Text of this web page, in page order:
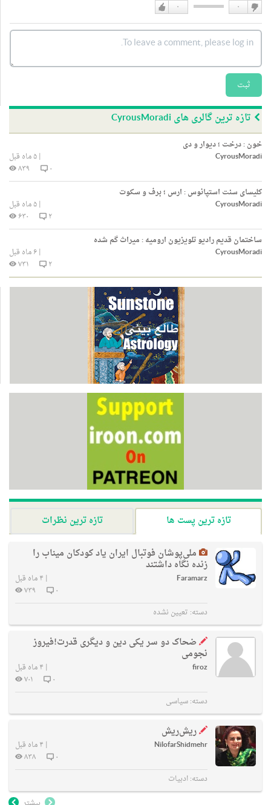
دوست
دارم
۰ ۰
دوست
نداشتن
ثبت
تازه ترین گالری های CyrousMoradi
خون : درخت ؛ دیوار و دی
CyrousMoradi
|۵ ماه قبل
۰
۸۳۹
کلیسای سنت استپانوس : ارس ؛ برف و سکوت
CyrousMoradi
|۵ ماه قبل
۲
۶۳۰
ساختمان قدیم رادیو تلویزیون ارومیه : میراث گم شده
CyrousMoradi
|۶ ماه قبل
۲
۷۳۱
تازه ترین پست ها
تازه ترین نظرات
ملی‌پوشان فوتبال ایران یاد کودکان میناب را
زنده نگاه داشتند
Faramarz
| ۴ ماه قبل
۰
۷۳۹
دسته: تعیین نشده
ضحاک دو سر یکی دین و دیگری قدرت!فیروز
نجومی
firoz
| ۴ ماه قبل
۰
۷۰۱
دسته:سیاسی
ریش‌ریش
NilofarShidmehr
| ۴ ماه قبل
۰
۸۳۸
دسته:ادبیات